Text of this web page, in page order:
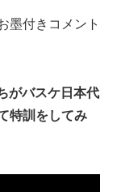
墨付きコメント
がバスケ日本代
特訓をしてみ